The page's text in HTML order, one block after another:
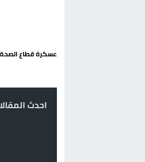
عسكرة قطاع
احدث